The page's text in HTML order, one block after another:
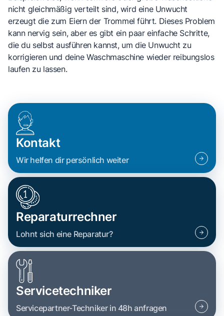
nicht gleichmäßig verteilt sind, wird eine Unwucht
erzeugt die zum Eiern der Trommel führt. Dieses Problem
kann nervig sein, aber es gibt ein paar einfache Schritte,
die du selbst ausführen kannst, um die Unwucht zu
korrigieren und deine Waschmaschine wieder reibungslos
laufen zu lassen.
Kontakt
Wir helfen dir persönlich weiter
Reparaturrechner
Lohnt sich eine Reparatur?
Servicetechniker
Servicepartner-Techniker in 48h anfragen